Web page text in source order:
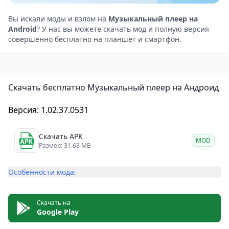
Каждый человек уникален, и его восприятие музыки
тоже уникально. ВMusic Playerвы можете
настроить звук так, чтобы он был идеальным для
вас. Вы можете регулировать громкость в
В Music Player представлено множество уникальных
открыть для себя что-то новое. Погрузитесь в мир
звуков и насладитесь расслабляющей музыкой
после долгого и утомительного дня.
энергию и делать музыку захватывающей. Будьте
вашими желаниями.
Плейлисты
Вы искали моды и взлом на Музыкальный плеер на
Android? У нас вы можете скачать мод и полную версия
совершенно бесплатно на планшет и смартфон.
Скачать бесплатно Музыкальный плеер на Андроид
Версия: 1.02.37.0531
Скачать APK
Размер: 31.68 MB
MOD
Особенности мода:
Скачать на
Google Play